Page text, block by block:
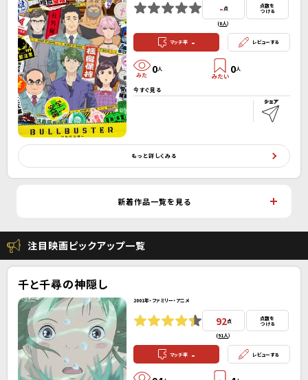
-点
(0人）
点数を
つける
マッチ率 - レビューする
0人 0人
今すぐ見る
もっと詳しくみる
新着作品一覧を見る
注目映画ピックアップ一覧
千と千尋の神隠し
2001年・ファミリー・アニメ
92点
(91人）
点数を
つける
マッチ率 - レビューする